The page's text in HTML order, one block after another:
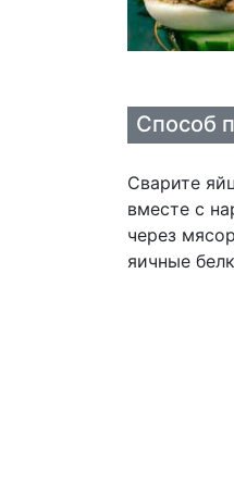
Способ
Сварите
вместе с
через
яичные